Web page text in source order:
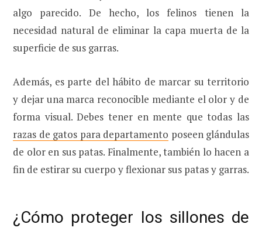
algo parecido. De hecho, los felinos tienen la
necesidad natural de eliminar la capa muerta de la
superficie de sus garras.
Además, es parte del hábito de marcar su territorio
y dejar una marca reconocible mediante el olor y de
forma visual. Debes tener en mente que todas las
razas de gatos para departamento poseen glándulas
de olor en sus patas. Finalmente, también lo hacen a
fin de estirar su cuerpo y flexionar sus patas y garras.
¿Cómo proteger los sillones de